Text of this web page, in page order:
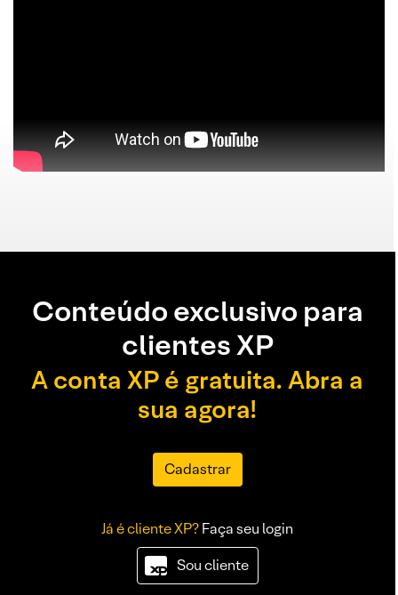
Conteúdo exclusivo para
clientes XP
A conta XP é gratuita. Abra a
sua agora!
Cadastrar
Já é cliente XP?Faça seu login
Sou cliente